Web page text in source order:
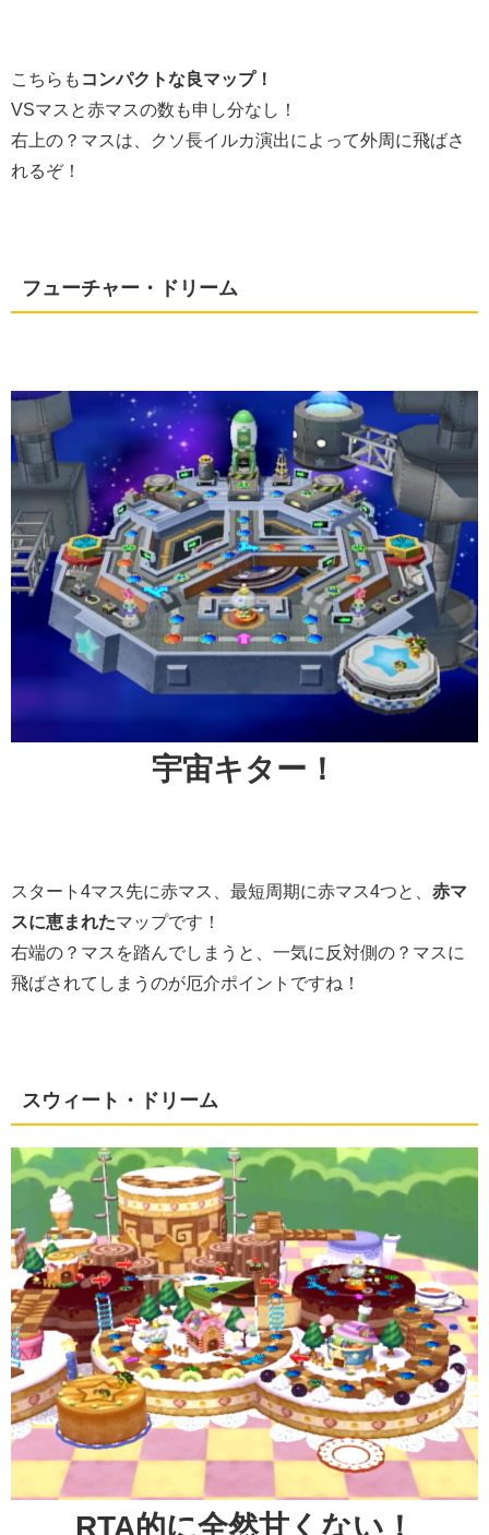
こちらも コンパクトな良マップ！
VSマスと赤マスの数も申し分なし！
右上の？マスは、クソ長イルカ演出によって外周に飛ばさ
れるぞ！
フューチャー・ドリーム
宇宙キター！
スタート4マス先に赤マス、最短周期に赤マス4つと、 赤マ
スに恵まれたマップです！
右端の？マスを踏んでしまうと、一気に反対側の？マスに
飛ばされてしまうのが厄介ポイントですね！
スウィート・ドリーム
RTA的に全然甘くない！